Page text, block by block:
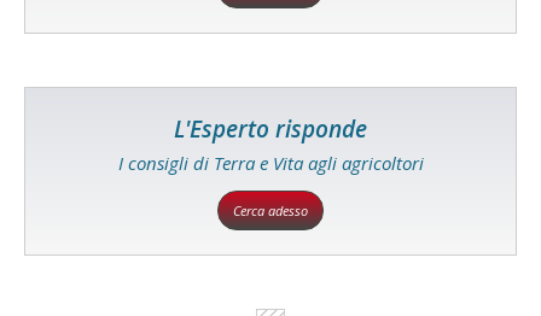
L'Esperto risponde
I consigli di Terra e Vita agli agricoltori
Cerca adesso